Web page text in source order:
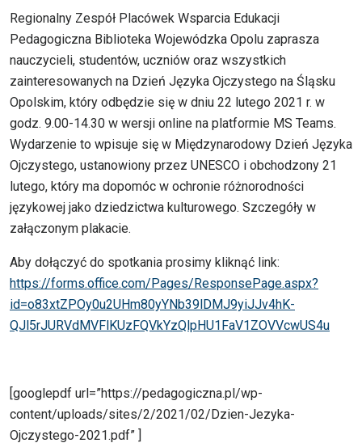
Regionalny Zespół Placówek Wsparcia Edukacji
Pedagogiczna Biblioteka Wojewódzka Opolu zaprasza
nauczycieli, studentów, uczniów oraz wszystkich
zainteresowanych na Dzień Języka Ojczystego na Śląsku
Opolskim, który odbędzie się w dniu 22 lutego 2021 r. w
godz. 9.00-14.30 w wersji online na platformie MS Teams.
Wydarzenie to wpisuje się w Międzynarodowy Dzień Języka
Ojczystego, ustanowiony przez UNESCO i obchodzony 21
lutego, który ma dopomóc w ochronie różnorodności
językowej jako dziedzictwa kulturowego. Szczegóły w
załączonym plakacie.
Aby dołączyć do spotkania prosimy kliknąć link:
https://forms.office.com/Pages/ResponsePage.aspx?
id=o83xtZPOy0u2UHm80yYNb39lDMJ9yiJJv4hK-
QJl5rJURVdMVFlKUzFQVkYzQlpHU1FaV1ZOVVcwUS4u
[googlepdf url=”https://pedagogiczna.pl/wp-
content/uploads/sites/2/2021/02/Dzien-Jezyka-
Ojczystego-2021.pdf” ]